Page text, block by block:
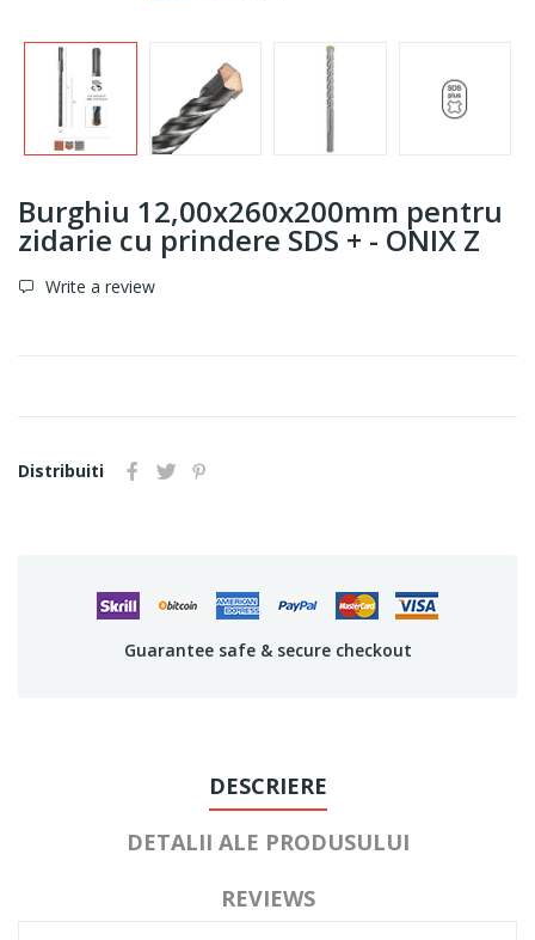
Burghiu 12,00x260x200mm pentru
zidarie cu prindere SDS + - ONIX Z
Write a review
Distribuiti
Guarantee safe & secure checkout
DESCRIERE
DETALII ALE PRODUSULUI
REVIEWS